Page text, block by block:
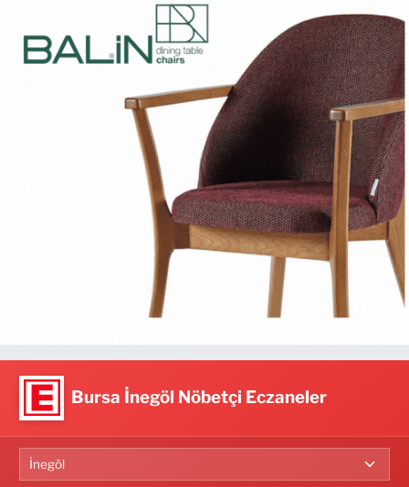
Bursa İnegöl Nöbetçi Eczaneler